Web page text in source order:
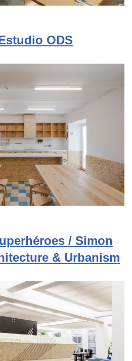
ODS
/ Simon
& Urbanism